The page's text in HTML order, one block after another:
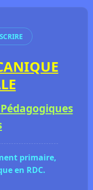
primaire,
en RDC.